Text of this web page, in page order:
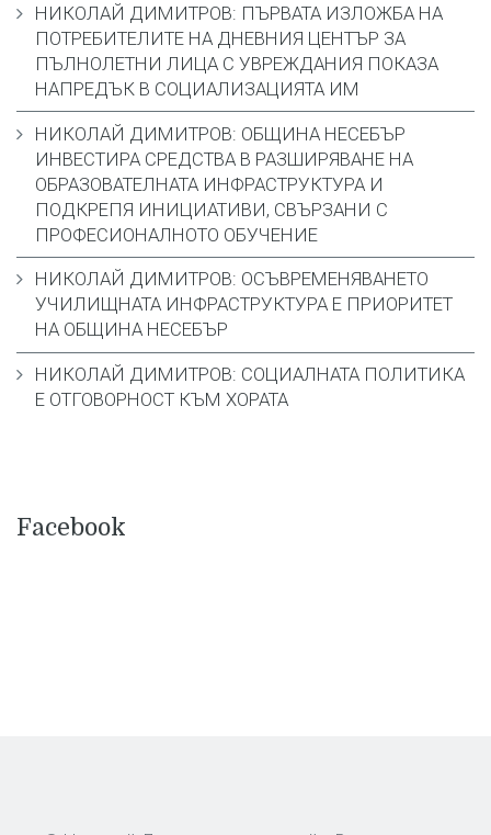
НИКОЛАЙ ДИМИТРОВ: ПЪРВАТА ИЗЛОЖБА НА
ПОТРЕБИТЕЛИТЕ НА ДНЕВНИЯ ЦЕНТЪР ЗА
ПЪЛНОЛЕТНИ ЛИЦА С УВРЕЖДАНИЯ ПОКАЗА
НАПРЕДЪК В СОЦИАЛИЗАЦИЯТА ИМ
НИКОЛАЙ ДИМИТРОВ: ОБЩИНА НЕСЕБЪР
ИНВЕСТИРА СРЕДСТВА В РАЗШИРЯВАНЕ НА
ОБРАЗОВАТЕЛНАТА ИНФРАСТРУКТУРА И
ПОДКРЕПЯ ИНИЦИАТИВИ, СВЪРЗАНИ С
ПРОФЕСИОНАЛНОТО ОБУЧЕНИЕ
НИКОЛАЙ ДИМИТРОВ: ОСЪВРЕМЕНЯВАНЕТО
УЧИЛИЩНАТА ИНФРАСТРУКТУРА Е ПРИОРИТЕТ
НА ОБЩИНА НЕСЕБЪР
НИКОЛАЙ ДИМИТРОВ: СОЦИАЛНАТА ПОЛИТИКА
Е ОТГОВОРНОСТ КЪМ ХОРАТА
Facebook